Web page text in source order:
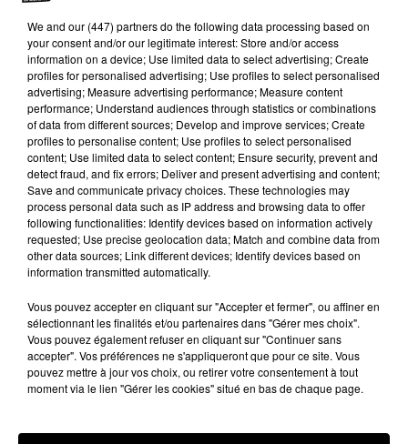
Lecture (8 min 34 sec)
100%
100% Radio l'agenda des Hautes-Pyrénées
24 mai 2024 - 8 min 34 sec
L'AGENDA DES HAUTES-PYRÉNÉES DU
24/05/2024 À 10H41
L'agenda des Hautes-Pyrénées
We and our (447) partnersdo the following data processing based on
your consent and/or our legitimate interest: Store and/or access
information on a device; Use limited data to select advertising; Create
profiles for personalised advertising; Use profiles to select personalised
advertising; Measure advertising performance; Measure content
performance; Understand audiences through statistics or combinations
of data from different sources; Develop and improve services; Create
profiles to personalise content; Use profiles to select personalised
content; Use limited data to select content; Ensure security, prevent and
detect fraud, and fix errors; Deliver and present advertising and content;
Save and communicate privacy choices. These technologies may
process personal data such as IP address and browsing data to offer
following functionalities: Identify devices based on information actively
requested; Use precise geolocation data; Match and combine data from
other data sources; Link different devices; Identify devices based on
information transmitted automatically.
Vous pouvez accepter en cliquant sur "Accepter et fermer", ou affiner en
sélectionnant les finalités et/ou partenaires dans "Gérer mes choix".
Vous pouvez également refuser en cliquant sur "Continuer sans
accepter". Vos préférences ne s'appliqueront que pour ce site. Vous
pouvez mettre à jour vos choix, ou retirer votre consentement à tout
moment via le lien "Gérer les cookies" situé en bas de chaque page.